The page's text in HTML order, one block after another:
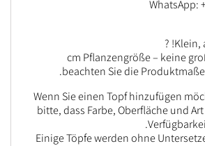
Klein,
12 cm Pflanzengröße – keine
beachten Sie die
Wenn Sie einen Topf hinzufügen
bitte, dass Farbe, Oberfläche und
Einige Töpfe werden ohne